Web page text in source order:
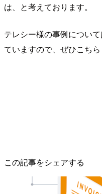
は、と考えております。
テレシー様の事例につい
ていますので、ぜひこちら
この記事をシェアする